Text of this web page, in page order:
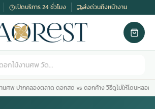
เปิดบริการ 24 ชั่วโมง ส่งด่วนถึงหน้างาน
นศพ ปากคลองตลาด ดอกสด vs ดอกค้าง วิธีดูไม่ให้โดนหลอก